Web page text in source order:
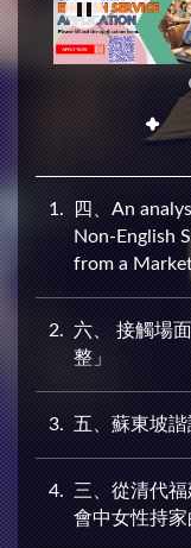
1
四、An
Non-English
from a
2
六、 接觸場
整」
3 五、蘇東坡
4
三、從清代
會中女性持